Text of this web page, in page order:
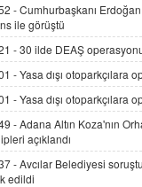
AV. DOĞAN
Kişisel
hukukun
15.09.2025 16:17
SEHER EREK
Kış Ayları
Alınmalı?
9.12.2025 10:11
-Cumhurbaşkanı
ile görüştü
-30 ilde DEAŞ
-Yasa dışı otoparkçılara
-Yasa dışı otoparkçılara
-Adana Altın Koza'nın
açıklandı
-Avcılar Belediyesi
edildi